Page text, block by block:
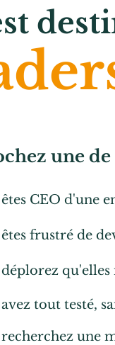
une
CEO d'une
frustré de
qu'elles
tout testé,
une